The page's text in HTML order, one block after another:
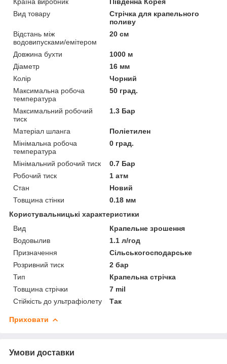
Вид товару
Стрічка для крапельного
поливу
Відстань між
водовипусками/емітером
20 см
Довжина бухти
1000 м
Діаметр
16 мм
Колір
Чорний
Максимальна робоча
температура
50 град.
Максимальний робочий
тиск
1.3 Бар
Матеріал шланга
Поліетилен
Мінімальна робоча
температура
0 град.
Мінімальний робочий тиск
0.7 Бар
Робочий тиск
1 атм
Стан
Новий
Товщина стінки
0.18 мм
Користувальницькі характеристики
Вид
Крапельне зрошення
Водовылив
1.1 л/год
Призначення
Сільськогосподарське
Розривний тиск
2 бар
Тип
Крапельна стрічка
Товщина стрічки
7 mil
Стійкість до ультрафіолету
Так
Приховати
Умови доставки